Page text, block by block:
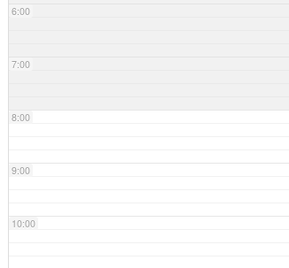
6:00
7:00
8:00
9:00
10:00